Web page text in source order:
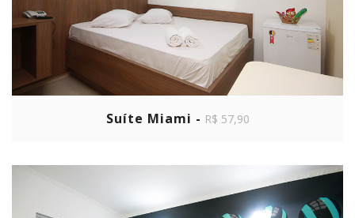
Suíte Miami - R$ 57,90